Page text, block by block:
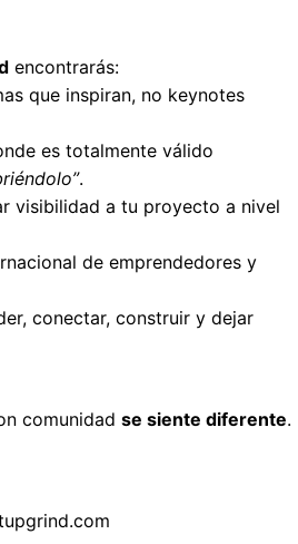
encontrarás:
que inspiran, no keynotes
es totalmente válido
.
visibilidad a tu proyecto a nivel
de emprendedores y
conectar, construir y dejar
comunidad se siente diferente.